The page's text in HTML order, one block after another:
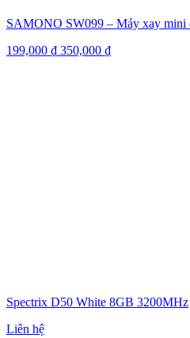
SAMONO SW099 – Máy xay mini
199,000 ₫ 350,000 ₫
Spectrix D50 White 8GB 3200MHz
Liên hệ